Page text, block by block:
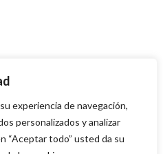
experiencia de navegación,
personalizados y analizar
“Aceptar todo” usted da su
porInnoweb Mediapara